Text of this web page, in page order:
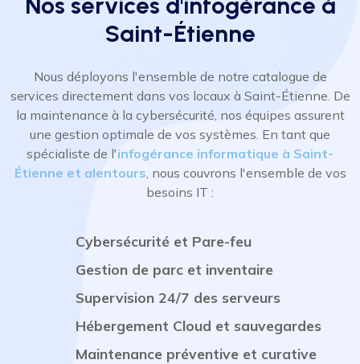
Saint-Étienne
Nous déployons l'ensemble de notre catalogue de
services directement dans vos locaux à Saint-Étienne. De
la maintenance à la cybersécurité, nos équipes assurent
une gestion optimale de vos systèmes. En tant que
spécialiste de l'infogérance informatique à Saint-
Étienne et alentours, nous couvrons l'ensemble de vos
besoins IT :
Cybersécurité et Pare-feu
Gestion de parc et inventaire
Supervision 24/7 des serveurs
Hébergement Cloud et sauvegardes
Maintenance préventive et curative